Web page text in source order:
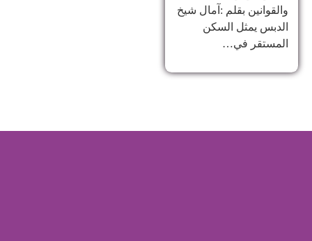
والقوانين بقلم :آمال شيخ
الدبس يمثل السكن
المستقر في…